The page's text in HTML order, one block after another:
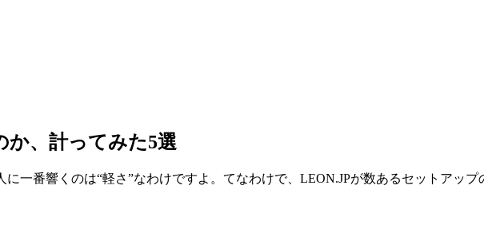
か、計ってみた5選
一番響くのは“軽さ”なわけですよ。てなわけで、LEON.JPが数あるセットアップ